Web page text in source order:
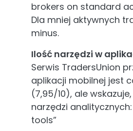
brokers on standard
Dla mniej aktywnych
minus.
Ilość narzędzi w
Serwis TradersUnion
aplikacji mobilnej jest
(7,95/10), ale
narzędzi
tools”